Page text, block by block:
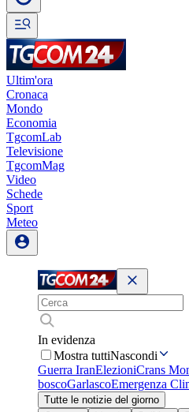
Ultim'ora
Cronaca
Mondo
Economia
TgcomLab
Televisione
TgcomMag
Video
Schede
Sport
Meteo
In evidenza
Mostra tuttiNascondi
Guerra IranElezioniCrans
boscoGarlascoEmergenza
Tutte le notizie del giorno